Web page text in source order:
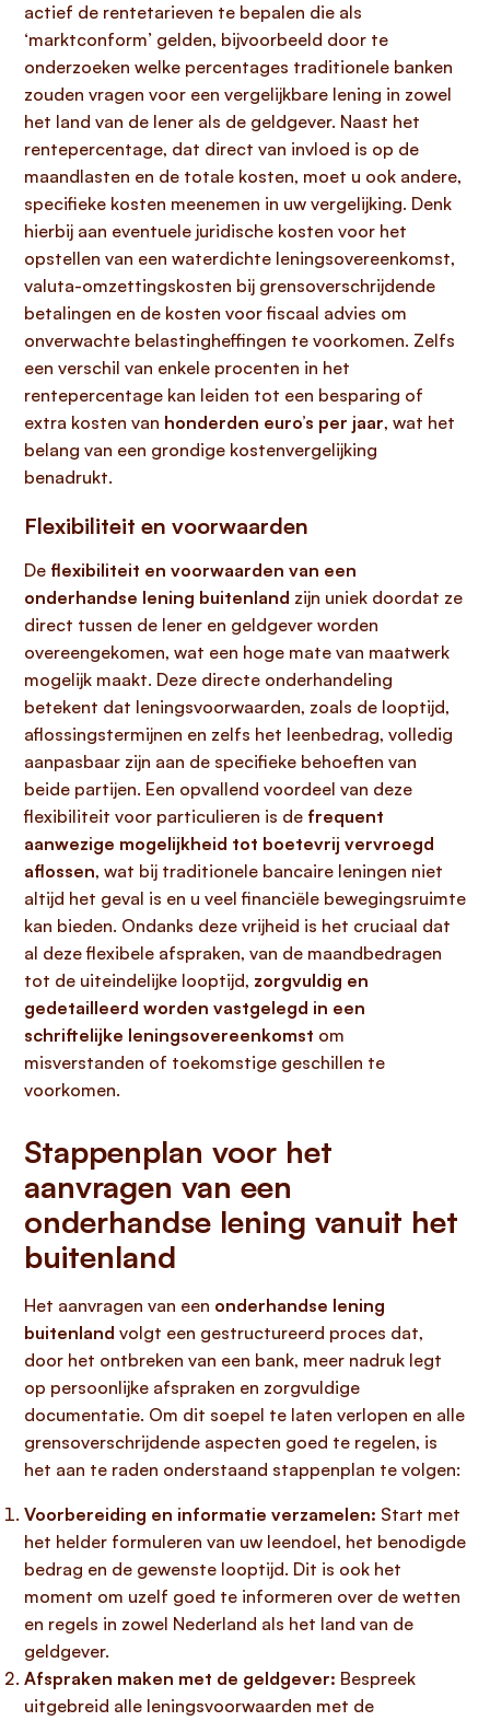
actief de rentetarieven te bepalen die als
‘marktconform’ gelden, bijvoorbeeld door te
onderzoeken welke percentages traditionele banken
zouden vragen voor een vergelijkbare lening in zowel
het land van de lener als de geldgever. Naast het
rentepercentage, dat direct van invloed is op de
maandlasten en de totale kosten, moet u ook andere,
specifieke kosten meenemen in uw vergelijking. Denk
hierbij aan eventuele juridische kosten voor het
opstellen van een waterdichte leningsovereenkomst,
valuta-omzettingskosten bij grensoverschrijdende
betalingen en de kosten voor fiscaal advies om
onverwachte belastingheffingen te voorkomen. Zelfs
een verschil van enkele procenten in het
rentepercentage kan leiden tot een besparing of
extra kosten van honderden euro’s per jaar, wat het
belang van een grondige kostenvergelijking
benadrukt.
Flexibiliteit en voorwaarden
De flexibiliteit en voorwaarden van een
onderhandse lening buitenland zijn uniek doordat ze
direct tussen de lener en geldgever worden
overeengekomen, wat een hoge mate van maatwerk
mogelijk maakt. Deze directe onderhandeling
betekent dat leningsvoorwaarden, zoals de looptijd,
aflossingstermijnen en zelfs het leenbedrag, volledig
aanpasbaar zijn aan de specifieke behoeften van
beide partijen. Een opvallend voordeel van deze
flexibiliteit voor particulieren is de frequent
aanwezige mogelijkheid tot boetevrij vervroegd
aflossen, wat bij traditionele bancaire leningen niet
altijd het geval is en u veel financiële bewegingsruimte
kan bieden. Ondanks deze vrijheid is het cruciaal dat
al deze flexibele afspraken, van de maandbedragen
tot de uiteindelijke looptijd, zorgvuldig en
gedetailleerd worden vastgelegd in een
schriftelijke leningsovereenkomst om
misverstanden of toekomstige geschillen te
voorkomen.
Stappenplan voor het
aanvragen van een
onderhandse lening vanuit het
buitenland
Het aanvragen van een onderhandse lening
buitenland volgt een gestructureerd proces dat,
door het ontbreken van een bank, meer nadruk legt
op persoonlijke afspraken en zorgvuldige
documentatie. Om dit soepel te laten verlopen en alle
grensoverschrijdende aspecten goed te regelen, is
het aan te raden onderstaand stappenplan te volgen:
Voorbereiding en informatie verzamelen: Start met
het helder formuleren van uw leendoel, het benodigde
bedrag en de gewenste looptijd. Dit is ook het
moment om uzelf goed te informeren over de wetten
en regels in zowel Nederland als het land van de
geldgever.
Afspraken maken met de geldgever: Bespreek
uitgebreid alle leningsvoorwaarden met de